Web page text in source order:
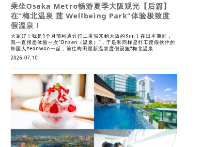
乘坐Osaka Metro畅游夏季大阪观光【后篇】
在“梅北温泉 莲 Wellbeing Park”体验极致度
假温泉！
大家好！我是1个月前刚通过打工度假来到大阪的Kim！在日本期间，
我一直很想体验一次“Onsen（温泉）”，于是和同样是打工度假伙伴的
韩国人Yeonwoo一起，前往梅田最新温泉度假设施“梅北温泉 …
2026.07.10